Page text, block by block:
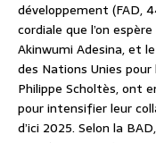
développement (FAD,
cordiale que l’on
Akinwumi Adesina, et
des Nations Unies
Philippe Scholtès, ont
pour intensifier leur
d’ici 2025. Selon la